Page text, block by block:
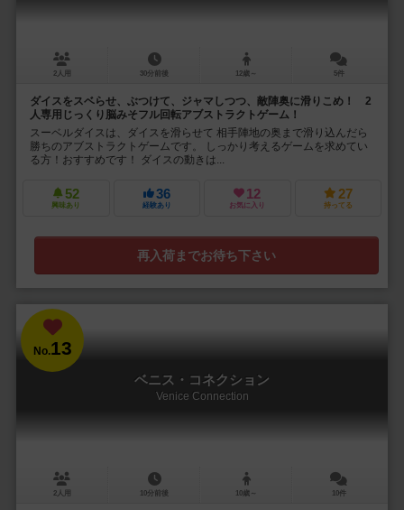
2人用 30分前後 12歳～ 5件
ダイスをスベらせ、ぶつけて、ジャマしつつ、敵陣奥に滑りこめ！ 2
人専用じっくり脳みそフル回転アブストラクトゲーム！
スーベルダイスは、ダイスを滑らせて 相手陣地の奥まで滑り込んだら
勝ちのアブストラクトゲームです。 しっかり考えるゲームを求めてい
る方！おすすめです！ ダイスの動きは...
52
興味あり
36
経験あり
12
お気に入り
27
持ってる
再入荷までお待ち下さい
No.13
ベニス・コネクション
Venice Connection
2人用 10分前後 10歳～ 10件